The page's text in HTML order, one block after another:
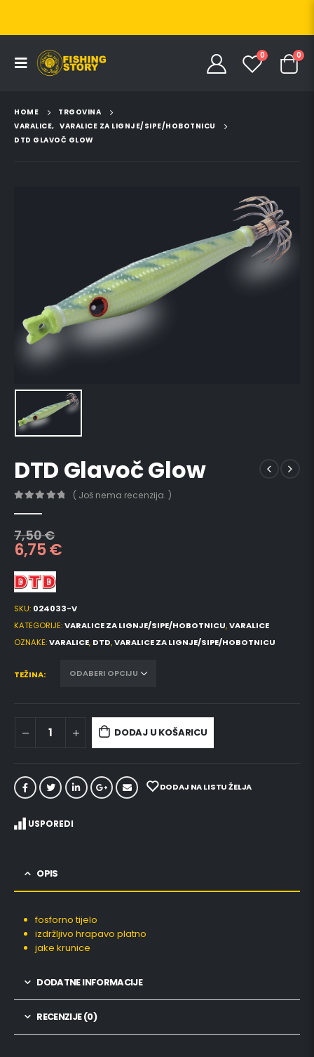
0 0
HOME
TRGOVINA
VARALICE, VARALICE ZA LIGNJE/SIPE/HOBOTNICU
DTD GLAVOČ GLOW
DTD Glavoč Glow
( Još nema recenzija. )
7,50€
6,75€
SKU: 024033-V
KATEGORIJE:VARALICE ZA LIGNJE/SIPE/HOBOTNICU,VARALICE
OZNAKE:VARALICE, DTD,VARALICE ZA LIGNJE/SIPE/HOBOTNICU
TEŽINA
DODAJ U KOŠARICU
DODAJ NA LISTU ŽELJA
USPOREDI
OPIS
fosforno tijelo
izdržljivo hrapavo platno
jake krunice
DODATNE INFORMACIJE
RECENZIJE (0)